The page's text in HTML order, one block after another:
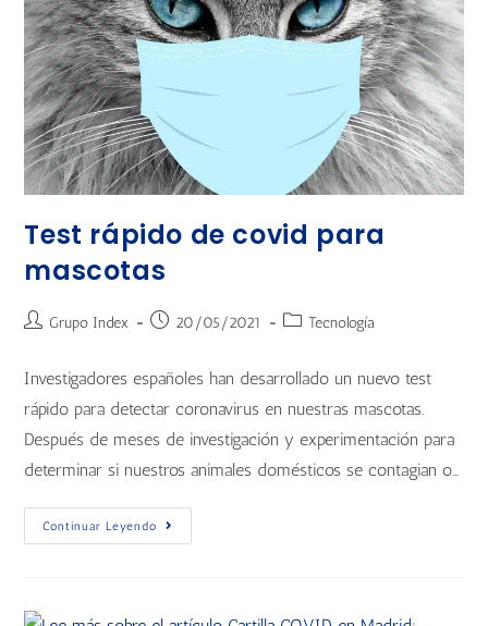
Test rápido de covid para
mascotas
Grupo Index 20/05/2021 Tecnología
Investigadores españoles han desarrollado un nuevo test
rápido para detectar coronavirus en nuestras mascotas.
Después de meses de investigación y experimentación para
determinar si nuestros animales domésticos se contagian o…
Continuar Leyendo